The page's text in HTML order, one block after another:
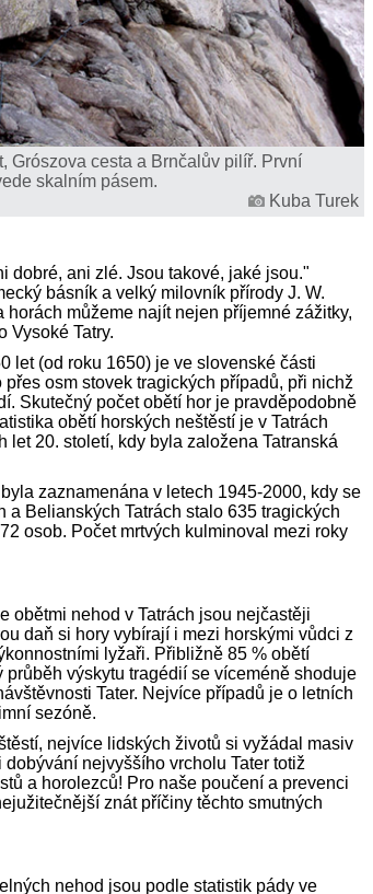
Grószova cesta a Brnčalův pilíř. První
skalním pásem.
Kuba Turek
dobré, ani zlé. Jsou takové, jaké jsou."
básník a velký milovník přírody J. W.
horách můžeme najít nejen příjemné zážitky,
Vysoké Tatry.
let (od roku 1650) je ve slovenské části
osm stovek tragických případů, při nichž
Skutečný počet obětí hor je pravděpodobně
obětí horských neštěstí je v Tatrách
let 20. století, kdy byla založena Tatranská
zaznamenána v letech 1945-2000, kdy se
a Belianských Tatrách stalo 635 tragických
osob. Počet mrtvých kulminoval mezi roky
obětmi nehod v Tatrách jsou nejčastěji
daň si hory vybírají i mezi horskými vůdci z
lyžaři. Přibližně 85 % obětí
průběh výskytu tragédií se víceméně shoduje
Tater. Nejvíce případů je o letních
sezóně.
nejvíce lidských životů si vyžádal masiv
nejvyššího vrcholu Tater totiž
a horolezců! Pro naše poučení a prevenci
znát příčiny těchto smutných
nehod jsou podle statistik pády ve